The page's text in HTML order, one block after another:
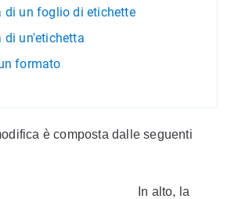
di un foglio di etichette
di un'etichetta
formato
è composta dalle seguenti
In alto, la